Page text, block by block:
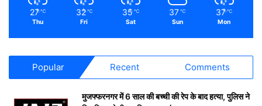
27 ℃
Thu
32 ℃
Fri
35 ℃
Sat
37 ℃
Sun
37 ℃
Mon
Popular Recent Comments
मुजफ्फरनगर में 6 साल की बच्ची की रेप के बाद हत्या, पुलिस ने